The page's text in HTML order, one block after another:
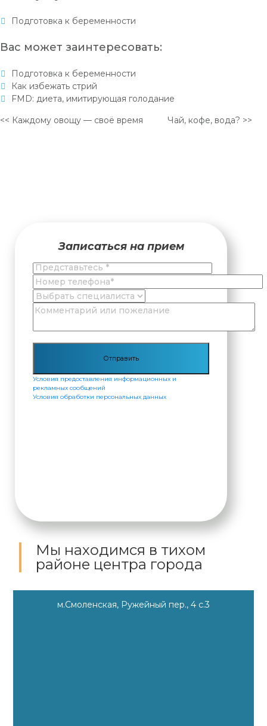
Подготовка к беременности
Вас может заинтересовать:
Подготовка к беременности
Как избежать стрий
FMD: диета, имитирующая голодание
<< Каждому овощу — своё время
Чай, кофе, вода? >>
Записаться на прием
Условия предоставления информационных и
рекламных сообщений
Условия обработки персональных данных
Мы находимся в тихом
районе центра города
м.Смоленская, Ружейный пер., 4 с.3